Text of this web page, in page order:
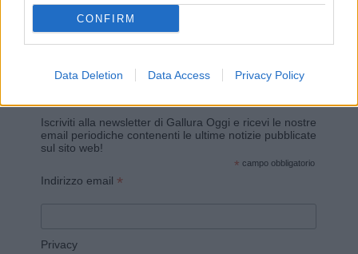
CONFIRM
Data Deletion Data Access Privacy Policy
Iscriviti alla newsletter di Gallura Oggi e ricevi le nostre
email periodiche contenenti le ultime notizie pubblicate
sul sito web!
* campo obbligatorio
Indirizzo email *
Privacy